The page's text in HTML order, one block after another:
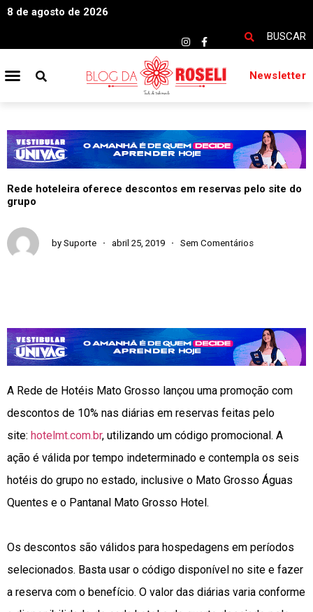
8 de agosto de 2026
BUSCAR
Newsletter
Rede hoteleira oferece descontos em reservas pelo site do
grupo
by Suporte abril 25, 2019 Sem Comentários
A Rede de Hotéis Mato Grosso lançou uma promoção com
descontos de 10% nas diárias em reservas feitas pelo
site: hotelmt.com.br, utilizando um código promocional. A
ação é válida por tempo indeterminado e contempla os seis
hotéis do grupo no estado, inclusive o Mato Grosso Águas
Quentes e o Pantanal Mato Grosso Hotel.
Os descontos são válidos para hospedagens em períodos
selecionados. Basta usar o código disponível no site e fazer
a reserva com o benefício. O valor das diárias varia conforme